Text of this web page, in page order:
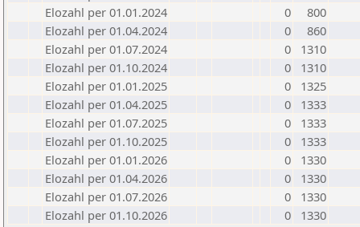
Elozahl per 01.01.2024
0
800
Elozahl per 01.04.2024
0
860
Elozahl per 01.07.2024
0
1310
Elozahl per 01.10.2024
0
1310
Elozahl per 01.01.2025
0
1325
Elozahl per 01.04.2025
0
1333
Elozahl per 01.07.2025
0
1333
Elozahl per 01.10.2025
0
1333
Elozahl per 01.01.2026
0
1330
Elozahl per 01.04.2026
0
1330
Elozahl per 01.07.2026
0
1330
Elozahl per 01.10.2026
0 1330